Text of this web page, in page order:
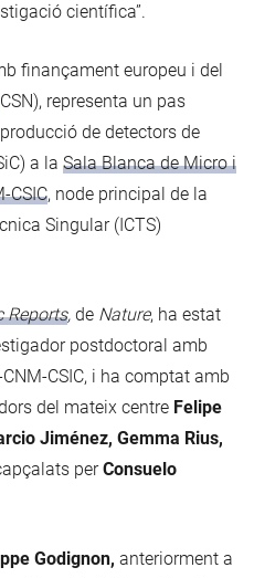
científica”.
finançament europeu i del
representa un pas
de detectors de
a la Sala Blanca de Micro i
CSIC, node principal de la
Singular (ICTS)
Reports, de Nature, ha estat
postdoctoral amb
CSIC, i ha comptat amb
del mateix centre Felipe
Jiménez, Gemma Rius,
perConsuelo
Godignon, anteriorment a